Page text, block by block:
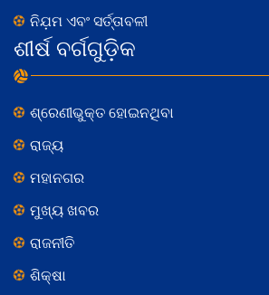
ନିଯ଼ମ ଏବଂ ସର୍ତ୍ତାବଳୀ
ଶୀର୍ଷ ବର୍ଗଗୁଡ଼ିକ
ଶ୍ରେଣୀଭୁକ୍ତ ହୋଇନଥିବା
ରାଜ୍ୟ
ମହାନଗର
ମୁଖ୍ୟ ଖବର
ରାଜନୀତି
ଶିକ୍ଷା